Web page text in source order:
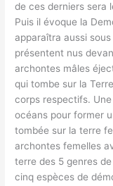
de ces derniers sera
Puis il évoque la
apparaîtra aussi
présentent nus
archontes mâles
qui tombe sur la
corps respectifs.
océans pour former
tombée sur la terre
archontes femelles
terre des 5 genres
cinq espèces de